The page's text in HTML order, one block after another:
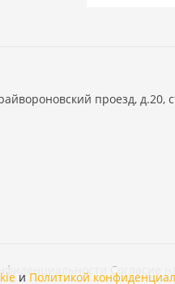
проезд, д.20,
Согласие
и Политикой